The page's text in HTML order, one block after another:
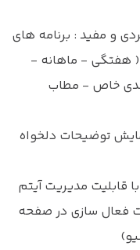
و مفید : برنامه های
( هفتگی - ماهانه -
خاص - مطاب
توضیحات دلخواه
قابلیت مدیریت آیتم
فعال سازی در صفحه